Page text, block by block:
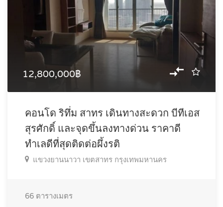
12,800,000฿
คอนโด ริทึ่ม สาทร เดินทางสะดวก บีทีเอส
สุรศักดิ์ และจุดขึ้นลงทางด่วน ราคาดี
ทำเลดีที่สุดติดต่อผึ้งรติ
แขวงยานนาวา เขตสาทร กรุงเทพมหานคร
66 ตารางเมตร